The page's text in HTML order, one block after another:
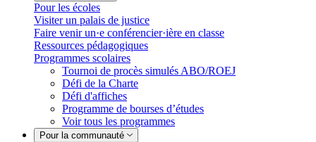
Pour les écoles
Visiter un palais de justice
Faire venir un·e conférencier·ière en classe
Ressources pédagogiques
Programmes scolaires
Tournoi de procès simulés ABO/ROEJ
Défi de la Charte
Défi d'affiches
Programme de bourses d’études
Voir tous les programmes
Pour la communauté